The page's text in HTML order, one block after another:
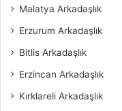
Malatya Arkadaşlık
Erzurum Arkadaşlık
Bitlis Arkadaşlık
Erzincan Arkadaşlık
Kırklareli Arkadaşlık